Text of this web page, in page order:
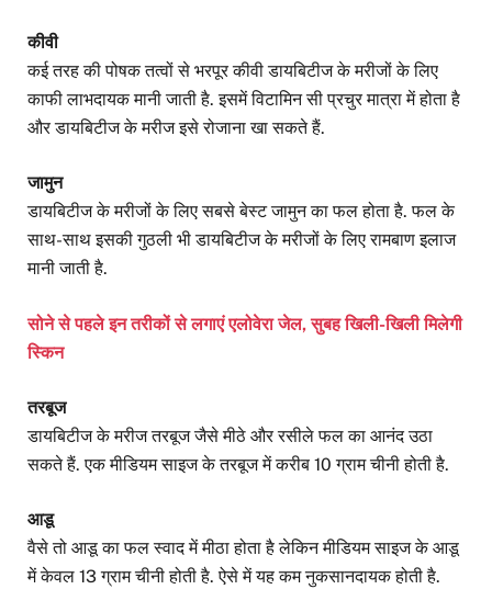
कीवी
कई तरह की पोषक तत्वों से भरपूर कीवी डायबिटीज के मरीजों के लिए
काफी लाभदायक मानी जाती है. इसमें विटामिन सी प्रचुर मात्रा में होता है
और डायबिटीज के मरीज इसे रोजाना खा सकते हैं.
जामुन
डायबिटीज के मरीजों के लिए सबसे बेस्ट जामुन का फल होता है. फल के
साथ-साथ इसकी गुठली भी डायबिटीज के मरीजों के लिए रामबाण इलाज
मानी जाती है.
सोने से पहले इन तरीकों से लगाएं एलोवेरा जेल, सुबह खिली-खिली मिलेगी
स्किन
तरबूज
डायबिटीज के मरीज तरबूज जैसे मीठे और रसीले फल का आनंद उठा
सकते हैं. एक मीडियम साइज के तरबूज में करीब 10 ग्राम चीनी होती है.
आडू
वैसे तो आडू का फल स्वाद में मीठा होता है लेकिन मीडियम साइज के आडू
में केवल 13 ग्राम चीनी होती है. ऐसे में यह कम नुकसानदायक होती है.